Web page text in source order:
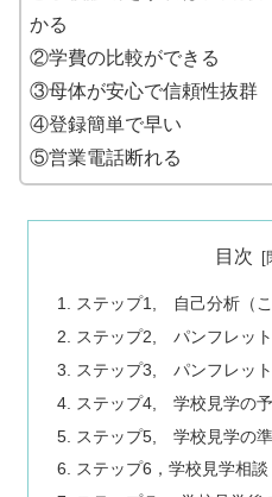
かる
②学費の比較ができる
③母体が安心で信頼性抜群
④登録簡単で早い
⑤営業電話断れる
目次
ステップ1, 自己分析（こ
ステップ2, パンフレッ
ステップ3, パンフレッ
ステップ4, 学校見学の
ステップ5, 学校見学の
ステップ6，学校見学相談